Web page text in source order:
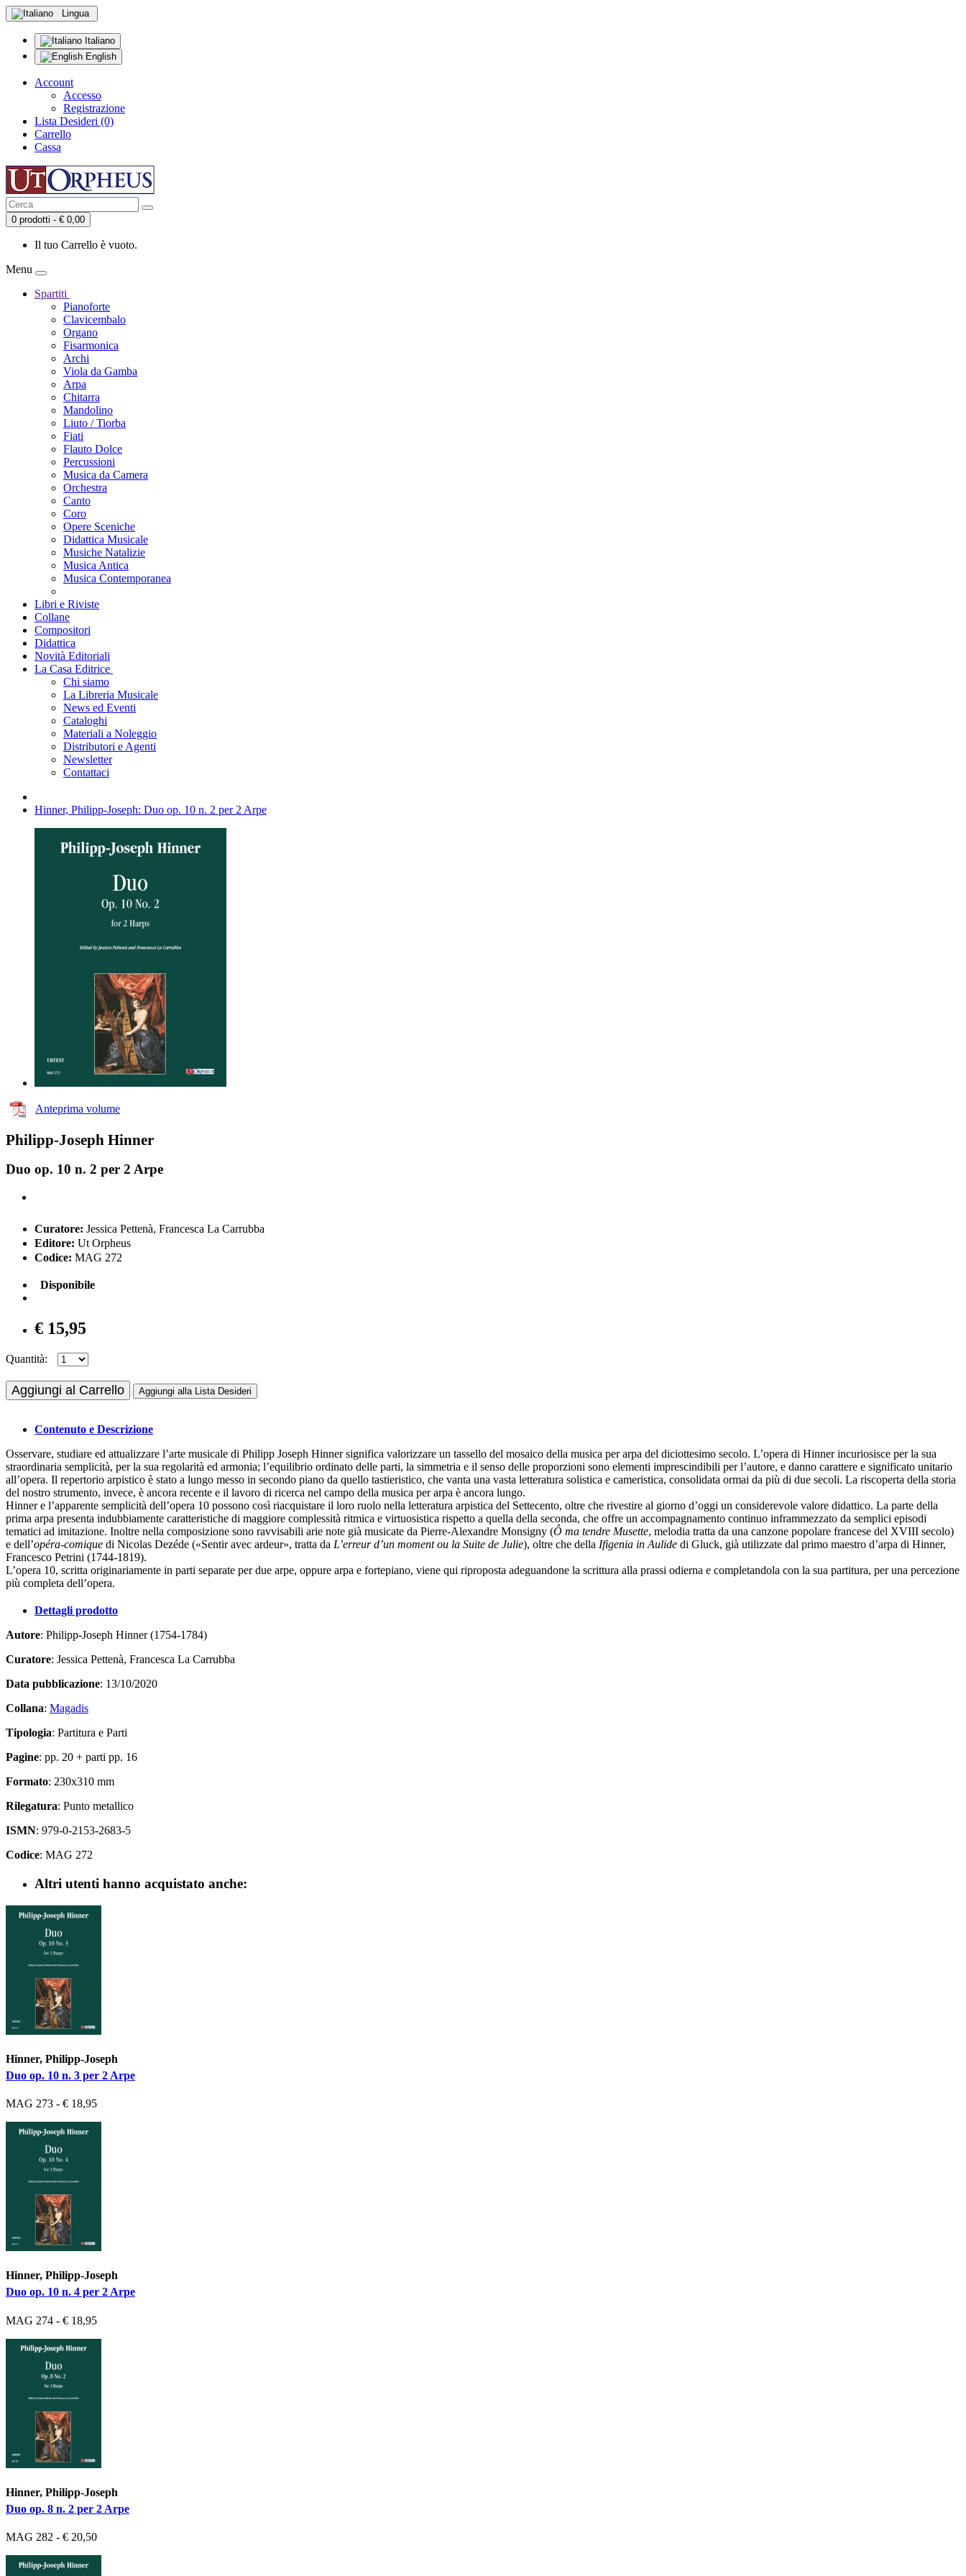
Lingua
Italiano
English
Account
Accesso
Registrazione
Lista Desideri (0)
Carrello
Cassa
0 prodotti - € 0,00
Il tuo Carrello è vuoto.
Menu
Spartiti
Pianoforte
Clavicembalo
Organo
Fisarmonica
Archi
Viola da Gamba
Arpa
Chitarra
Mandolino
Liuto / Tiorba
Fiati
Flauto Dolce
Percussioni
Musica da Camera
Orchestra
Canto
Coro
Opere Sceniche
Didattica Musicale
Musiche Natalizie
Musica Antica
Musica Contemporanea
Libri e Riviste
Collane
Compositori
Didattica
Novità Editoriali
La Casa Editrice
Chi siamo
La Libreria Musicale
News ed Eventi
Cataloghi
Materiali a Noleggio
Distributori e Agenti
Newsletter
Contattaci
Hinner, Philipp-Joseph: Duo op. 10 n. 2 per 2 Arpe
Anteprima volume
Philipp-Joseph Hinner
Duo op. 10 n. 2 per 2 Arpe
Curatore: Jessica Pettenà, Francesca La Carrubba
Editore: Ut Orpheus
Codice: MAG 272
Disponibile
€ 15,95
Quantità:
Aggiungi al Carrello Aggiungi alla Lista Desideri
Contenuto e Descrizione
Osservare, studiare ed attualizzare l’arte musicale di Philipp Joseph Hinner significa valorizzare un tassello del mosaico della musica per arpa del diciottesimo secolo. L’opera di Hinner incuriosisce per la sua
straordinaria semplicità, per la sua regolarità ed armonia; l’equilibrio ordinato delle parti, la simmetria e il senso delle proporzioni sono elementi imprescindibili per l’autore, e danno carattere e significato unitario
all’opera. Il repertorio arpistico è stato a lungo messo in secondo piano da quello tastieristico, che vanta una vasta letteratura solistica e cameristica, consolidata ormai da più di due secoli. La riscoperta della storia
del nostro strumento, invece, è ancora recente e il lavoro di ricerca nel campo della musica per arpa è ancora lungo.
Hinner e l’apparente semplicità dell’opera 10 possono così riacquistare il loro ruolo nella letteratura arpistica del Settecento, oltre che rivestire al giorno d’oggi un considerevole valore didattico. La parte della
prima arpa presenta indubbiamente caratteristiche di maggiore complessità ritmica e virtuosistica rispetto a quella della seconda, che offre un accompagnamento continuo inframmezzato da semplici episodi
tematici ad imitazione. Inoltre nella composizione sono ravvisabili arie note già musicate da Pierre-Alexandre Monsigny (Ô ma tendre Musette, melodia tratta da una canzone popolare francese del XVIII secolo)
e dell’opéra-comique di Nicolas Dezéde («Sentir avec ardeur», tratta da L’erreur d’un moment ou la Suite de Julie), oltre che della Ifigenia in Aulide di Gluck, già utilizzate dal primo maestro d’arpa di Hinner,
Francesco Petrini (1744-1819).
L’opera 10, scritta originariamente in parti separate per due arpe, oppure arpa e fortepiano, viene qui riproposta adeguandone la scrittura alla prassi odierna e completandola con la sua partitura, per una percezione
più completa dell’opera.
Dettagli prodotto
Autore: Philipp-Joseph Hinner (1754-1784)
Curatore: Jessica Pettenà, Francesca La Carrubba
Data pubblicazione: 13/10/2020
Collana: Magadis
Tipologia: Partitura e Parti
Pagine: pp. 20 + parti pp. 16
Formato: 230x310 mm
Rilegatura: Punto metallico
ISMN: 979-0-2153-2683-5
Codice: MAG 272
Altri utenti hanno acquistato anche:
Hinner, Philipp-Joseph
Duo op. 10 n. 3 per 2 Arpe
MAG 273 - € 18,95
Hinner, Philipp-Joseph
Duo op. 10 n. 4 per 2 Arpe
MAG 274 - € 18,95
Hinner, Philipp-Joseph
Duo op. 8 n. 2 per 2 Arpe
MAG 282 - € 20,50